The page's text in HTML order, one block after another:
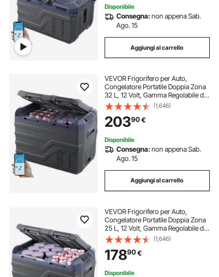
Disponibile
Consegna:non appena Sab.
Ago. 15
Aggiungi al carrello
VEVOR Frigorifero per Auto,
Congelatore Portatile Doppia Zona
32 L, 12 Volt, Gamma Regolabile da
-20 ~ 20 ℃, Dispositivo di
Raffreddamento a Compressore
12/24 V CC e 100-240 V CA per
Campeggio Camper
(1,646)
20390€
Disponibile
Consegna:non appena Sab.
Ago. 15
Aggiungi al carrello
VEVOR Frigorifero per Auto,
Congelatore Portatile Doppia Zona
25 L, 12 Volt, Gamma Regolabile da
-20 ~ 20 ℃, Dispositivo di
Raffreddamento a Compressore
12/24 V CC e 100-240 V CA per
Campeggio Camper
(1,646)
17890€
Disponibile